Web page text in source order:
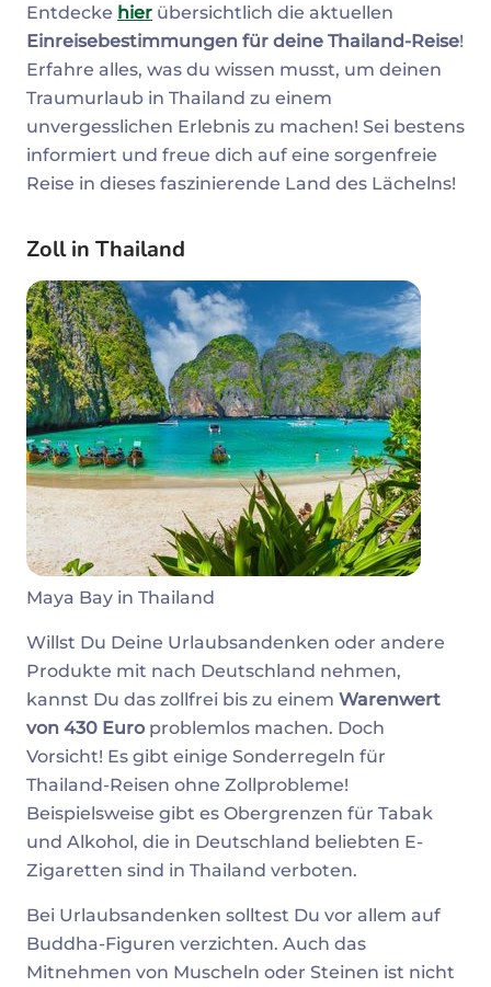
Entdecke hier übersichtlich die aktuellen
Einreisebestimmungen für deine Thailand-Reise!
Erfahre alles, was du wissen musst, um deinen
Traumurlaub in Thailand zu einem
unvergesslichen Erlebnis zu machen! Sei bestens
informiert und freue dich auf eine sorgenfreie
Reise in dieses faszinierende Land des Lächelns!
Zoll in Thailand
Maya Bay in Thailand
Willst Du Deine Urlaubsandenken oder andere
Produkte mit nach Deutschland nehmen,
kannst Du das zollfrei bis zu einem Warenwert
von 430 Euro problemlos machen. Doch
Vorsicht! Es gibt einige Sonderregeln für
Thailand-Reisen ohne Zollprobleme!
Beispielsweise gibt es Obergrenzen für Tabak
und Alkohol, die in Deutschland beliebten E-
Zigaretten sind in Thailand verboten.
Bei Urlaubsandenken solltest Du vor allem auf
Buddha-Figuren verzichten. Auch das
Mitnehmen von Muscheln oder Steinen ist nicht